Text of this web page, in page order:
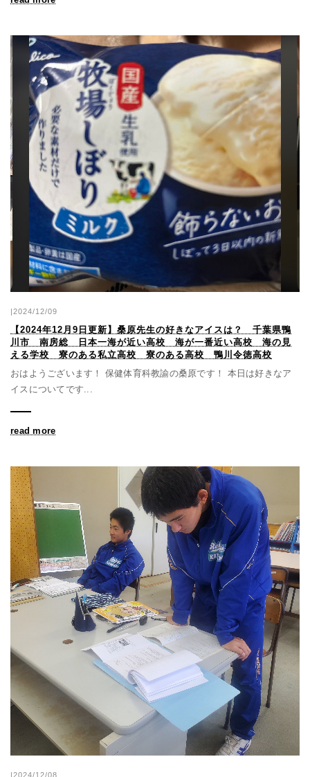
|2024/12/09
【2024年12月9日更新】桑原先生の好きなアイスは？ 千葉県鴨
川市 南房総 日本一海が近い高校 海が一番近い高校 海の見
える学校 寮のある私立高校 寮のある高校 鴨川令徳高校
おはようございます！ 保健体育科教諭の桑原です！ 本日は好きなア
イスについてです...
read more
|2024/12/08